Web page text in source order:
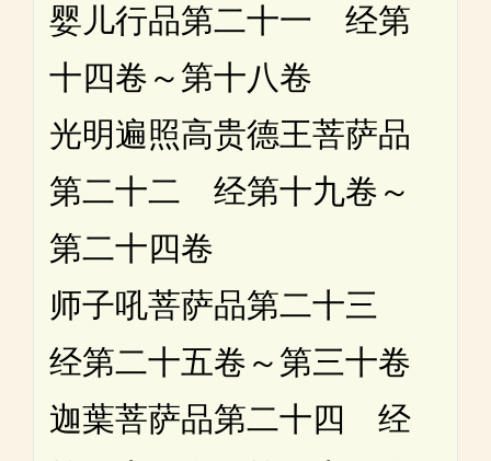
婴儿行品第二十一 经第
十四卷～第十八卷
光明遍照高贵德王菩萨品
第二十二 经第十九卷～
第二十四卷
师子吼菩萨品第二十三
经第二十五卷～第三十卷
迦葉菩萨品第二十四 经